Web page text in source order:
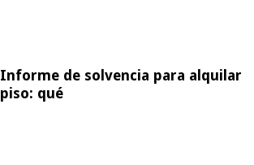
Informe de solvencia para alquilar
piso: qué